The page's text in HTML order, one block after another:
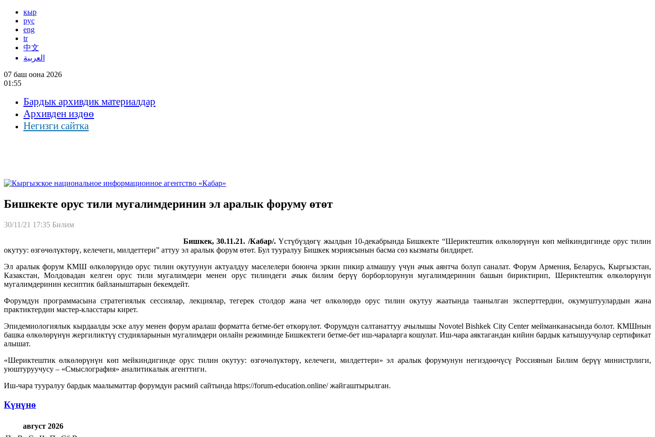
кыр
рус
eng
tr
中文
العربية
07 баш оона 2026
01:55
Бардык архивдик материалдар
Архивден издөө
Негизги сайтка
Бишкекте орус тили мугалимдеринин эл аралык форуму өтөт
30/11/21 17:35 Билим
Бишкек, 30.11.21. /Кабар/.Үстүбүздөгү жылдын 10-декабрында Бишкекте “Шериктештик өлкөлөрүнүн көп мейкиндигинде орус тилин
окутуу: өзгөчөлүктөрү, келечеги, милдеттери” аттуу эл аралык форум өтөт. Бул тууралуу Бишкек мэриясынын басма сөз кызматы билдирет.
Эл аралык форум КМШ өлкөлөрүндө орус тилин окутуунун актуалдуу маселелери боюнча эркин пикир алмашуу үчүн ачык аянтча болуп саналат. Форум Армения, Беларусь, Кыргызстан,
Казакстан, Молдовадан келген орус тили мугалимдери менен орус тилиндеги ачык билим берүү борборлорунун мугалимдеринин башын бириктирип, Шериктештик өлкөлөрүнүн
мугалимдеринин кесиптик байланыштарын бекемдейт.
Форумдун программасына стратегиялык сессиялар, лекциялар, тегерек столдор жана чет өлкөлөрдө орус тилин окутуу жаатында таанылган эксперттердин, окумуштуулардын жана
практиктердин мастер-класстары кирет.
Эпидемиологиялык кырдаалды эске алуу менен форум аралаш форматта бетме-бет өткөрүлөт. Форумдун салтанаттуу ачылышы Novotel Bishkek City Center мейманканасында болот. КМШнын
башка өлкөлөрүнүн жергиликтүү студияларынын мугалимдери онлайн режиминде Бишкектеги бетме-бет иш-чараларга кошулат. Иш-чара аяктагандан кийин бардык катышуучулар сертификат
алышат.
«Шериктештик өлкөлөрүнүн көп мейкиндигинде орус тилин окутуу: өзгөчөлүктөрү, келечеги, милдеттери» эл аралык форумунун негиздөөчүсү Россиянын Билим берүү министрлиги,
уюштуруучусу – «Смыслография» аналитикалык агенттиги.
Иш-чара тууралуу бардык маалыматтар форумдун расмий сайтында https://forum-education.online/ жайгаштырылган.
Күнүнө
август 2026